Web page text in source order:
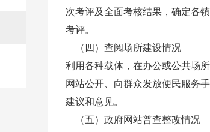
次考评及全面考核结果，确定各
考评。
（四）查阅场所建设情况
利用各种载体，在办公或公共场
网站公开、向群众发放便民服务
建议和意见。
（五）政府网站普查整改情况